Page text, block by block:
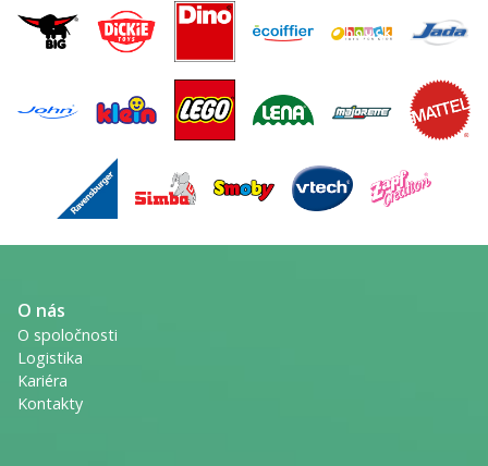
O nás
O spoločnosti
Logistika
Kariéra
Kontakty